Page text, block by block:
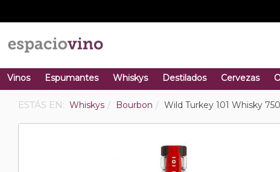
Vinos Espumantes Whiskys Destilados Cervezas
ESTÁS EN: Whiskys Bourbon Wild Turkey 101 Whisky